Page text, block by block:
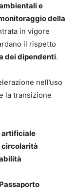
e
della
in vigore
il rispetto
dei dipendenti.
nell’uso
la transizione
artificiale
circolarità
Passaporto